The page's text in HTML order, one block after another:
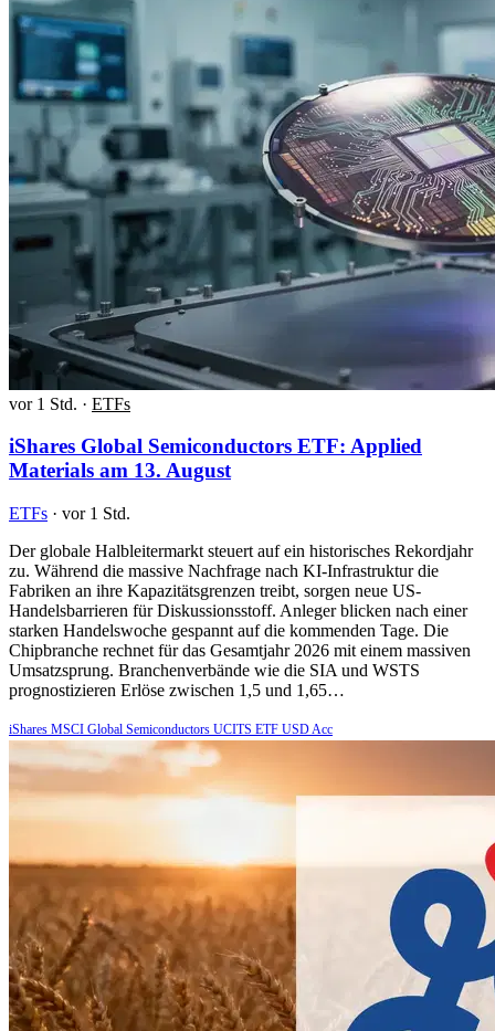
vor 1 Std. · ETFs
iShares Global Semiconductors ETF: Applied
Materials am 13. August
ETFs · vor 1 Std.
Der globale Halbleitermarkt steuert auf ein historisches Rekordjahr
zu. Während die massive Nachfrage nach KI-Infrastruktur die
Fabriken an ihre Kapazitätsgrenzen treibt, sorgen neue US-
Handelsbarrieren für Diskussionsstoff. Anleger blicken nach einer
starken Handelswoche gespannt auf die kommenden Tage. Die
Chipbranche rechnet für das Gesamtjahr 2026 mit einem massiven
Umsatzsprung. Branchenverbände wie die SIA und WSTS
prognostizieren Erlöse zwischen 1,5 und 1,65…
iShares MSCI Global Semiconductors UCITS ETF USD Acc